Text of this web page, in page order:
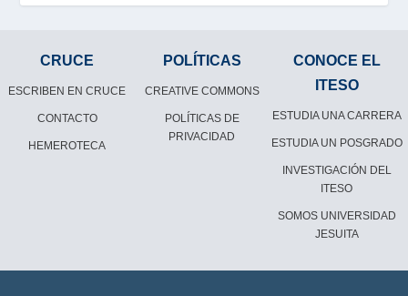
CRUCE
ESCRIBEN EN CRUCE
CONTACTO
HEMEROTECA
POLÍTICAS
CREATIVE COMMONS
POLÍTICAS DE
PRIVACIDAD
CONOCE EL
ITESO
ESTUDIA UNA CARRERA
ESTUDIA UN POSGRADO
INVESTIGACIÓN DEL
ITESO
SOMOS UNIVERSIDAD
JESUITA